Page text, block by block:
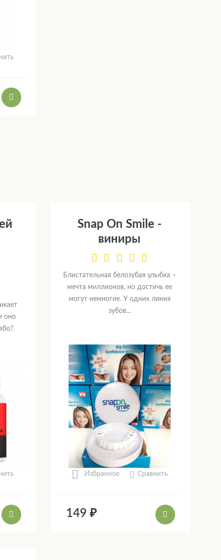
оно
Snap On Smile -
виниры
Блистательная белозубая улыбка –
мечта миллионов, но достичь ее
могут немногие. У одних линия
зубов...
Избранное Сравнить
149 ₽